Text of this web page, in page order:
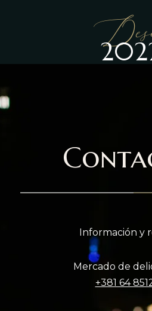
Información y
Mercado de
+381 64